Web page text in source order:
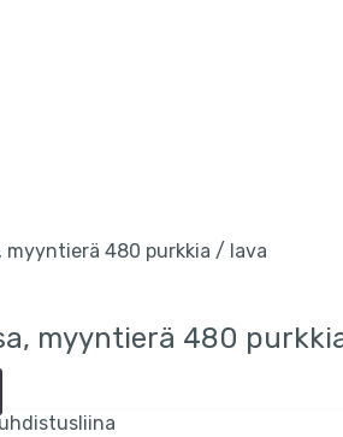
myyntierä 480